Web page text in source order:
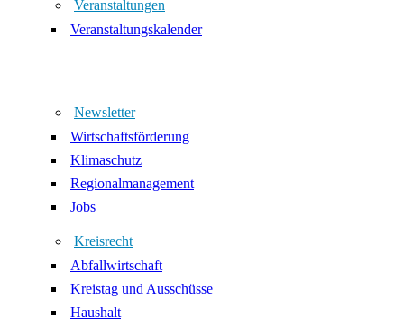
Veranstaltungen
Veranstaltungskalender
Newsletter
Wirtschaftsförderung
Klimaschutz
Regionalmanagement
Jobs
Kreisrecht
Abfallwirtschaft
Kreistag und Ausschüsse
Haushalt